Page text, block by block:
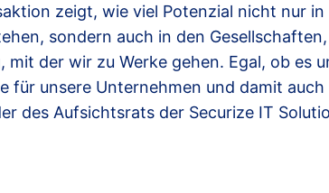
zeigt, wie viel Potenzial nicht nur
sondern auch in den
der wir zu Werke gehen. Egal, ob es
unsere Unternehmen und damit auch
des Aufsichtsrats der Securize IT